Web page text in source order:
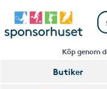
Köp genom
Butiker